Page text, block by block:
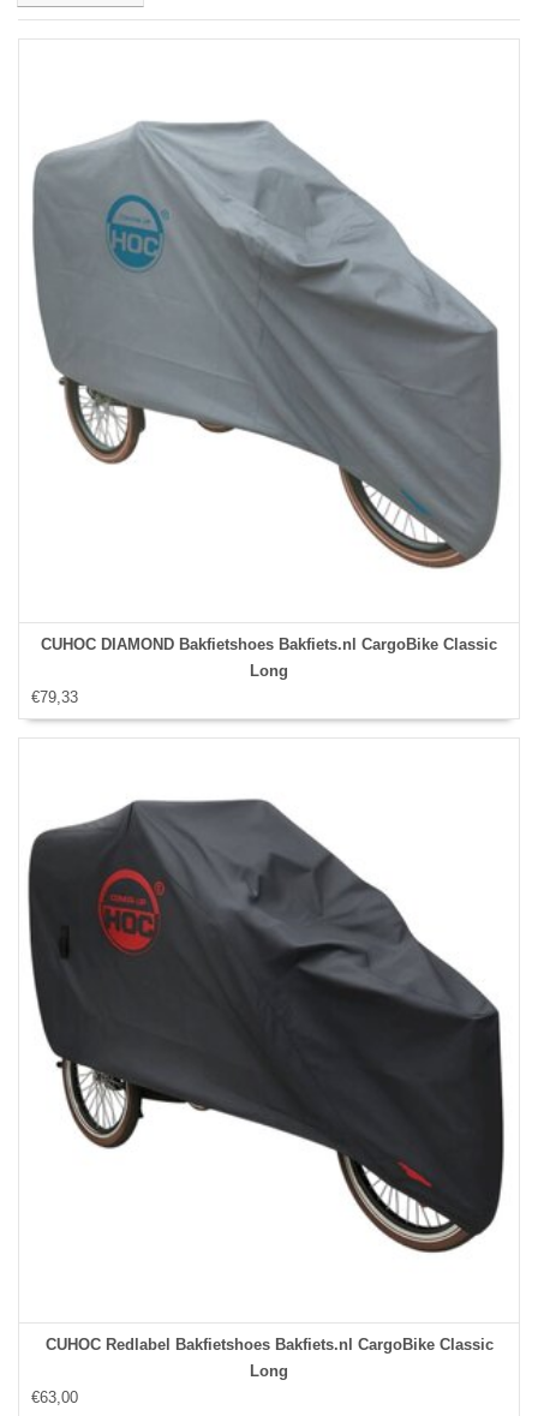
CUHOC DIAMOND Bakfietshoes Bakfiets.nl CargoBike Classic
Long
€79,33
CUHOC Redlabel Bakfietshoes Bakfiets.nl CargoBike Classic
Long
€63,00